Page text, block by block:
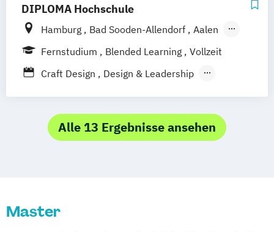
DIPLOMA Hochschule
Hamburg Bad Sooden-Allendorf
Aalen
Baden-Baden
Berlin
Bonn
Kassel
Leipzig Mannheim München
Bochum Kaiserslautern Wiesbaden
Regenstauf Dresden Hoyerswerda
Magdeburg
Ostfildern
Fernstudium Blended Learning
Vollzeit
Craft Design
Design & Leadership
Informationsdesign – Fachkommunikation
für technische Produkte und Prozesse
Wirtschaftsinformatik
Alle 13 Ergebnisse ansehen
Master